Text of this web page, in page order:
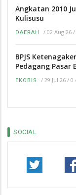
Angkatan 2010
Kulisusu
DAERAH / 02 Aug 26 /
BPJS
Pedagang Pasar
EKOBIS / 29 Jul 26 / 0
SOCIAL